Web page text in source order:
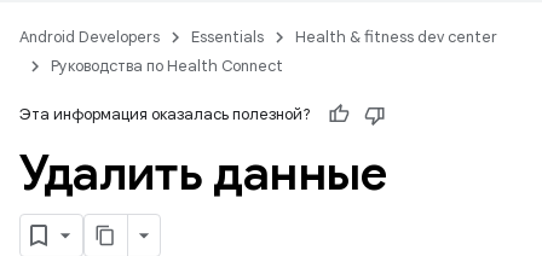
Android Developers Essentials
Health & fitness dev center
Руководства по Health Connect
Эта информация оказалась полезной?
Удалить данные